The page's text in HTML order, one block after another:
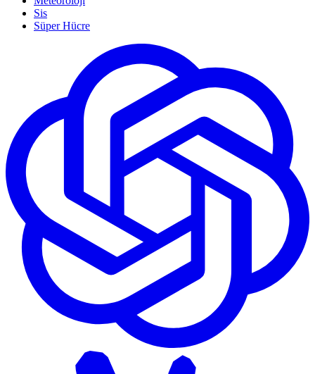
Sis
Süper Hücre